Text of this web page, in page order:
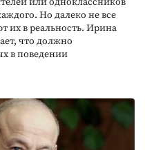
Но далеко не все
их в реальность. Ирина
что должно
в поведении